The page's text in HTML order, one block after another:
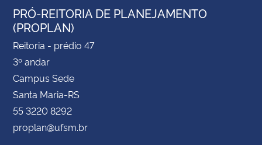
PRÓ-REITORIA DE PLANEJAMENTO
(PROPLAN)
Reitoria - prédio 47
3º andar
Campus Sede
Santa Maria-RS
55 3220 8292
proplan@ufsm.br